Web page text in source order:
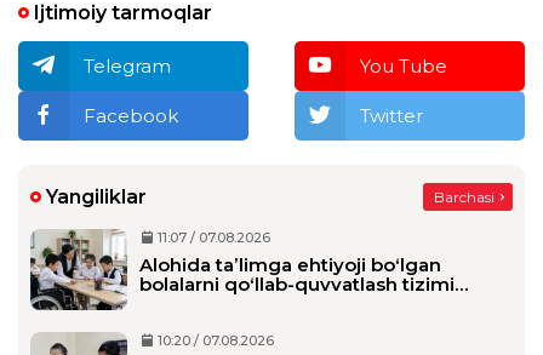
Ijtimoiy tarmoqlar
Telegram You Tube
Facebook Twitter
Yangiliklar Barchasi
11:07 / 07.08.2026
Alohida taʼlimga ehtiyoji boʻlgan
bolalarni qoʻllab-quvvatlash tizimi
10:20 / 07.08.2026